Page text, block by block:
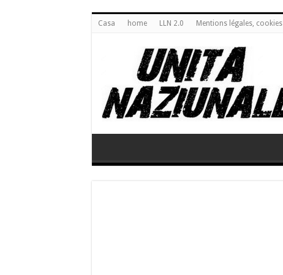
Casa home LLN 2.0 Mentions légales, cookies